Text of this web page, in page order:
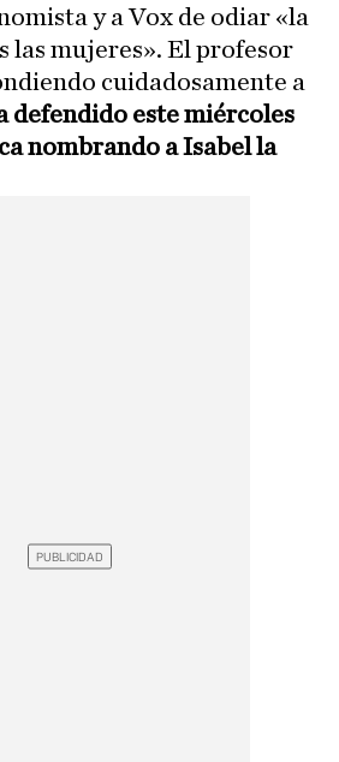
y a Vox de odiar «la
las mujeres». El profesor
cuidadosamente a
defendido este miércoles
nombrando a Isabel la